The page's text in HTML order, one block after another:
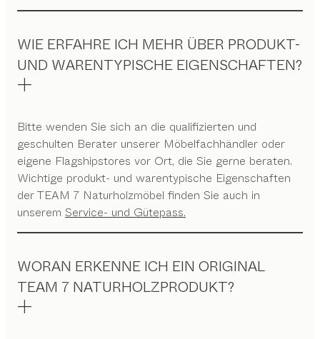
WIE ERFAHRE ICH MEHR ÜBER PRODUKT-
UND WARENTYPISCHE EIGENSCHAFTEN?
Bitte wenden Sie sich an die qualifizierten und
geschulten Berater unserer Möbelfachhändler oder
eigene Flagshipstores vor Ort, die Sie gerne beraten.
Wichtige produkt- und warentypische Eigenschaften
der TEAM 7 Naturholzmöbel finden Sie auch in
unserem Service- und Gütepass.
WORAN ERKENNE ICH EIN ORIGINAL
TEAM 7 NATURHOLZPRODUKT?